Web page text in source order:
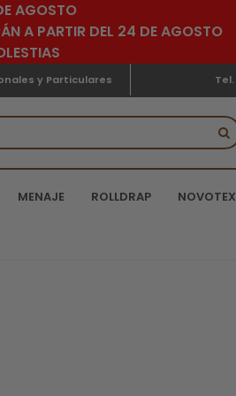
AGOSTO
A PARTIR DEL 24 DE AGOSTO
y Particulares Tel.
MENAJE ROLLDRAP NOVOTEX